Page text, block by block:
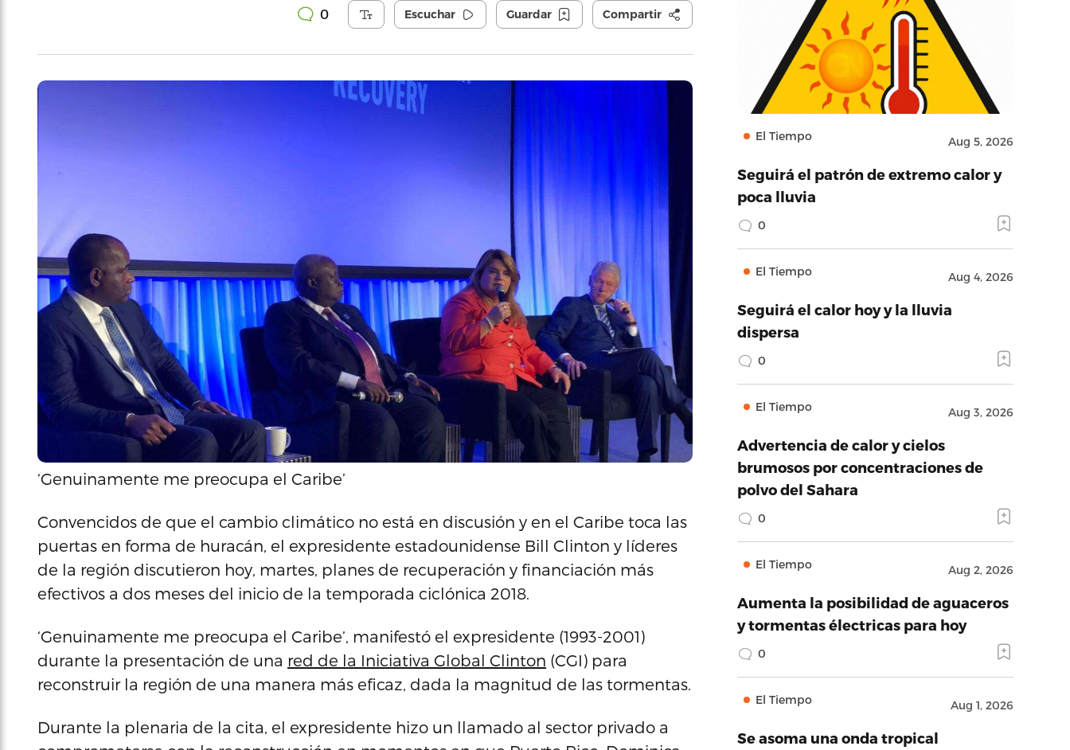
0 Escuchar Guardar Compartir
‘Genuinamente me preocupa el Caribe’
Convencidos de que el cambio climático no está en discusión y en el Caribe toca las
puertas en forma de huracán, el expresidente estadounidense Bill Clinton y líderes
de la región discutieron hoy, martes, planes de recuperación y financiación más
efectivos a dos meses del inicio de la temporada ciclónica 2018.
‘Genuinamente me preocupa el Caribe’, manifestó el expresidente (1993-2001)
durante la presentación de una red de la Iniciativa Global Clinton (CGI) para
reconstruir la región de una manera más eficaz, dada la magnitud de las tormentas.
Durante la plenaria de la cita, el expresidente hizo un llamado al sector privado a
El Tiempo Aug 5, 2026
Seguirá el patrón de extremo calor y
poca lluvia
0
El Tiempo Aug 4, 2026
Seguirá el calor hoy y la lluvia
dispersa
0
El Tiempo Aug 3, 2026
Advertencia de calor y cielos
brumosos por concentraciones de
polvo del Sahara
0
El Tiempo Aug 2, 2026
Aumenta la posibilidad de aguaceros
y tormentas électricas para hoy
0
El Tiempo Aug 1, 2026
Se asoma una onda tropical